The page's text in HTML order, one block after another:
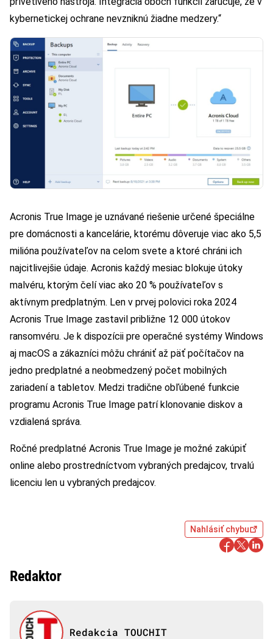
kybernetickej ochrane nevzniknú žiadne medzery.“
Acronis True Image je uznávané riešenie určené špeciálne
pre domácnosti a kancelárie, ktorému dôveruje viac ako 5,5
milióna používateľov na celom svete a ktoré chráni ich
najcitlivejšie údaje. Acronis každý mesiac blokuje útoky
malvéru, ktorým čelí viac ako 20 % používateľov s
aktívnym predplatným. Len v prvej polovici roka 2024
Acronis True Image zastavil približne 12 000 útokov
ransomvéru. Je k dispozícii pre operačné systémy Windows
aj macOS a zákazníci môžu chrániť až päť počítačov na
jedno predplatné a neobmedzený počet mobilných
zariadení a tabletov. Medzi tradične obľúbené funkcie
programu Acronis True Image patrí klonovanie diskov a
vzdialená správa.
Ročné predplatné Acronis True Image je možné zakúpiť
online alebo prostredníctvom vybraných predajcov, trvalú
licenciu len u vybraných predajcov.
Nahlásiť chybu
Redaktor
Redakcia TOUCHIT